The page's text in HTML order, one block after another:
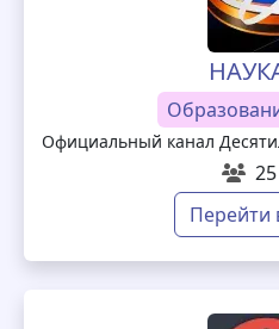
Официальный канал
Перейти